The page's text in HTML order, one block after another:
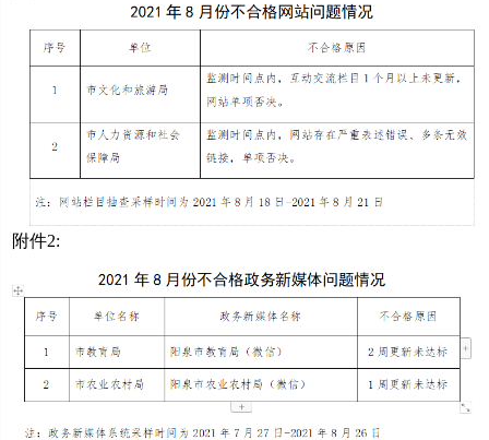
附件2: